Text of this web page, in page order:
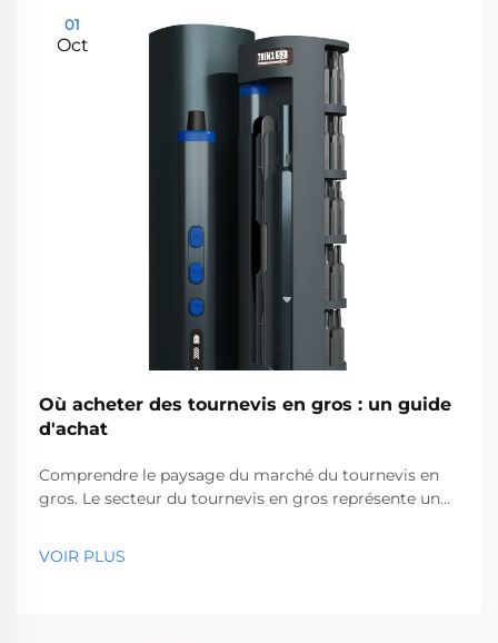
01
Oct
Où acheter des tournevis en gros : un guide
d'achat
Comprendre le paysage du marché du tournevis en
gros. Le secteur du tournevis en gros représente un
quincailleries aux sociétés de construction. Avec la
VOIR PLUS